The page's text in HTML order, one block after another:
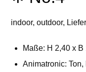
indoor, outdoor,
Maße: H 2,40 x B
Animatronic: